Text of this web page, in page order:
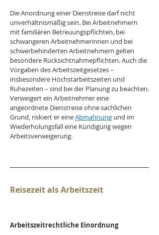
Die Anordnung einer Dienstreise darf nicht
unverhältnismäßig sein. Bei Arbeitnehmern
mit familiären Betreuungspflichten, bei
schwangeren Arbeitnehmerinnen und bei
schwerbehinderten Arbeitnehmern gelten
besondere Rücksichtnahmepflichten. Auch die
Vorgaben des Arbeitszeitgesetzes –
insbesondere Höchstarbeitszeiten und
Ruhezeiten – sind bei der Planung zu beachten.
Verweigert ein Arbeitnehmer eine
angeordnete Dienstreise ohne sachlichen
Grund, riskiert er eine Abmahnung und im
Wiederholungsfall eine Kündigung wegen
Arbeitsverweigerung.
Reisezeit als Arbeitszeit
Arbeitszeitrechtliche Einordnung